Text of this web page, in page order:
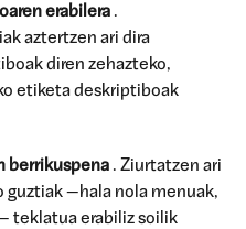
erabilera .
aztertzen ari dira
diren zehazteko,
etiketa deskriptiboak
berrikuspena . Ziurtatzen ari
—hala nola menuak,
teklatua erabiliz soilik